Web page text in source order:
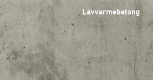
Lavvarmebetong